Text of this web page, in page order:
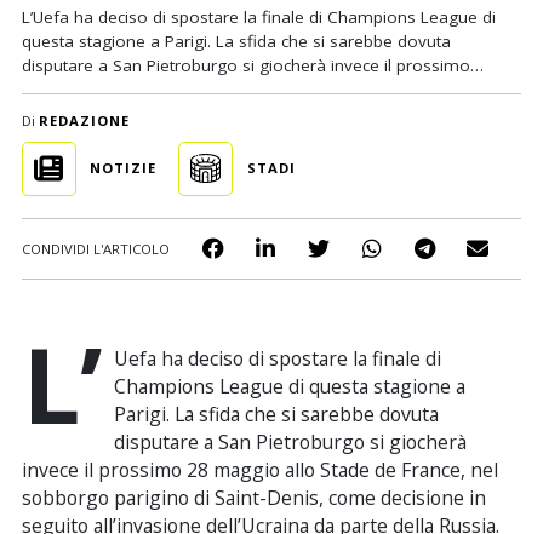
L’Uefa ha deciso di spostare la finale di Champions League di
questa stagione a Parigi. La sfida che si sarebbe dovuta
disputare a San Pietroburgo si giocherà invece il prossimo…
Di REDAZIONE
NOTIZIE STADI
CONDIVIDI L'ARTICOLO
L’ Uefa ha deciso di spostare la finale di
Champions League di questa stagione a
Parigi. La sfida che si sarebbe dovuta
disputare a San Pietroburgo si giocherà
invece il prossimo 28 maggio allo Stade de France, nel
sobborgo parigino di Saint-Denis, come decisione in
seguito all’invasione dell’Ucraina da parte della Russia.